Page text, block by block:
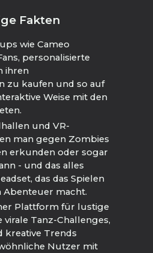
Fakten
wie Cameo
personalisierte
ihren
zu kaufen und so auf
Weise mit den
und VR-
man gegen Zombies
erkunden oder sogar
- und das alles
das das Spielen
Abenteuer macht.
Plattform für lustige
Tanz-Challenges,
kreative Trends
Nutzer mit